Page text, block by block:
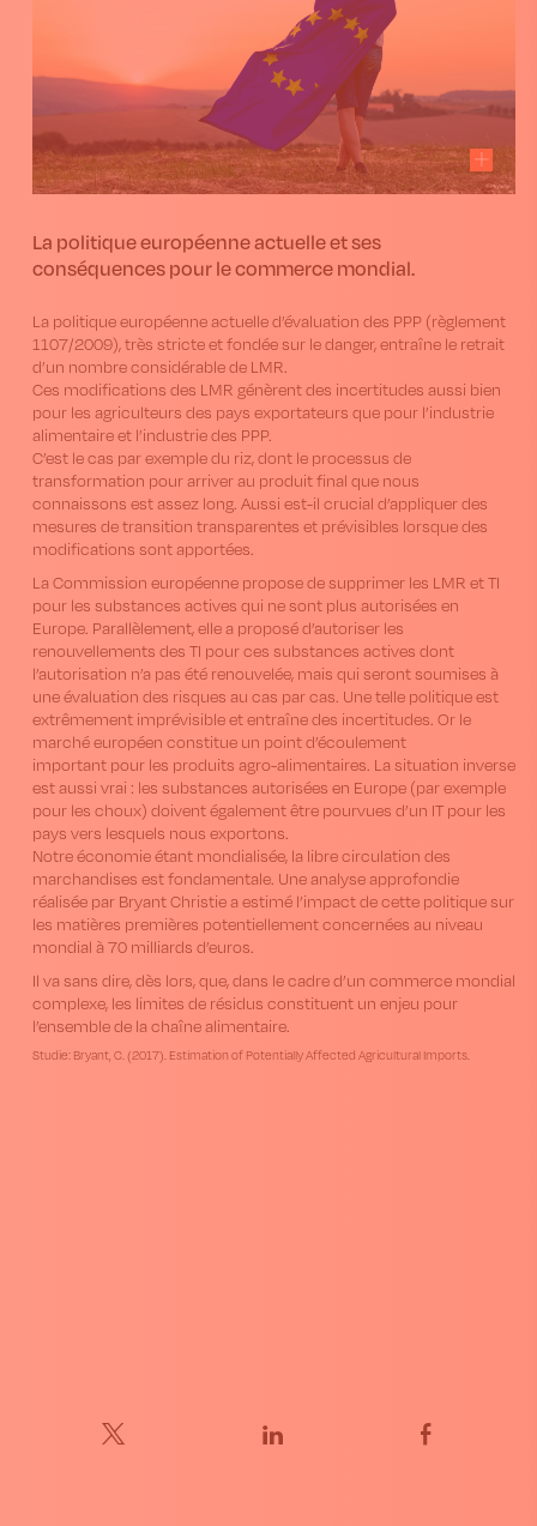
La politique européenne actuelle et ses
conséquences pour le commerce mondial.
La politique européenne actuelle d’évaluation des PPP (règlement
1107/2009), très stricte et fondée sur le danger, entraîne le retrait
d’un nombre considérable de LMR.
Ces modifications des LMR génèrent des incertitudes aussi bien
pour les agriculteurs des pays exportateurs que pour l’industrie
alimentaire et l’industrie des PPP.
C’est le cas par exemple du riz, dont le processus de
transformation pour arriver au produit final que nous
connaissons est assez long. Aussi est-il crucial d’appliquer des
mesures de transition transparentes et prévisibles lorsque des
modifications sont apportées.
La Commission européenne propose de supprimer les LMR et TI
pour les substances actives qui ne sont plus autorisées en
Europe. Parallèlement, elle a proposé d’autoriser les
renouvellements des TI pour ces substances actives dont
l’autorisation n’a pas été renouvelée, mais qui seront soumises à
une évaluation des risques au cas par cas. Une telle politique est
extrêmement imprévisible et entraîne des incertitudes. Or le
marché européen constitue un point d’écoulement
important pour les produits agro-alimentaires. La situation inverse
est aussi vrai : les substances autorisées en Europe (par exemple
pour les choux) doivent également être pourvues d’un IT pour les
pays vers lesquels nous exportons.
Notre économie étant mondialisée, la libre circulation des
marchandises est fondamentale. Une analyse approfondie
réalisée par Bryant Christie a estimé l’impact de cette politique sur
les matières premières potentiellement concernées au niveau
mondial à 70 milliards d’euros.
Il va sans dire, dès lors, que, dans le cadre d’un commerce mondial
complexe, les limites de résidus constituent un enjeu pour
l’ensemble de la chaîne alimentaire.
Studie: Bryant, C. (2017). Estimation of Potentially Affected Agricultural Imports.